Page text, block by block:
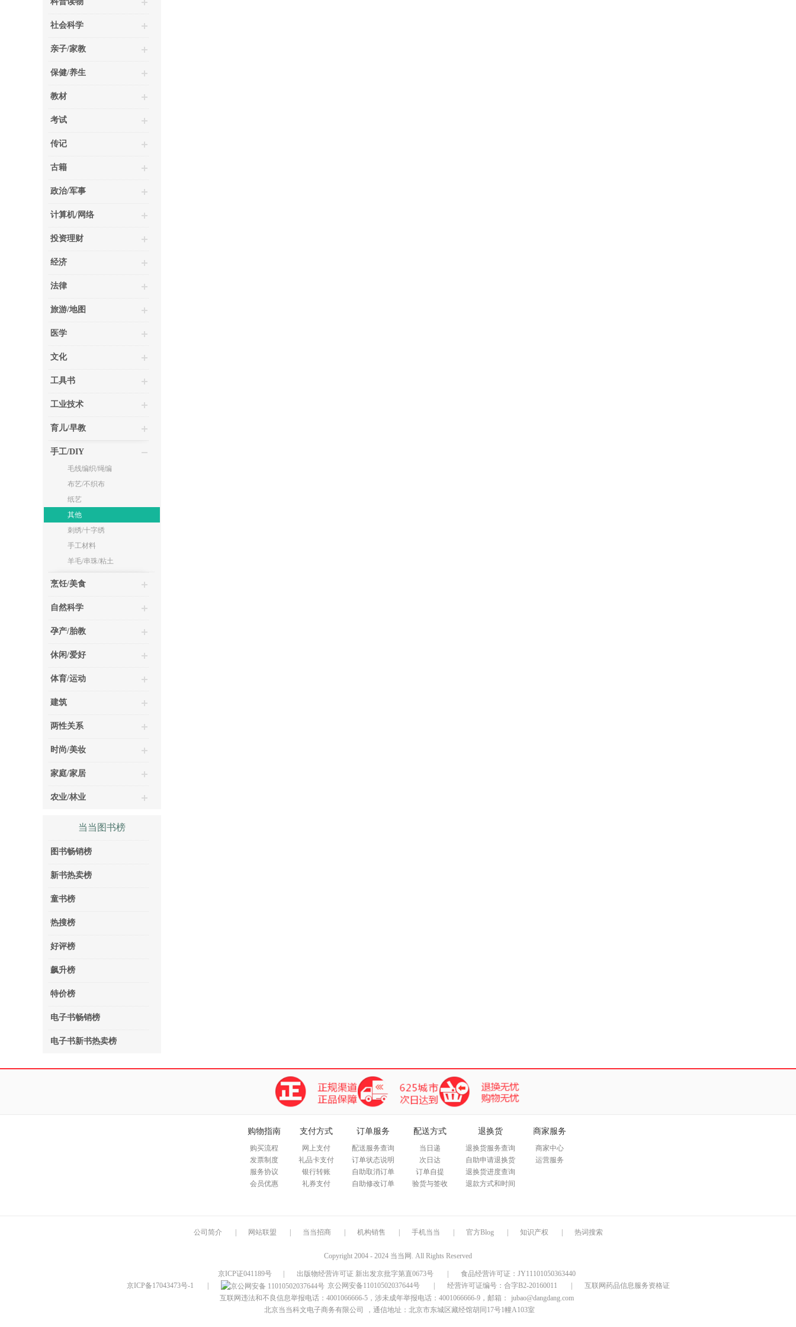
社会科学
亲子/家教
保健/养生
教材
考试
传记
古籍
政治/军事
计算机/网络
投资理财
经济
法律
旅游/地图
医学
文化
工具书
工业技术
育儿/早教
手工/DIY
毛线编织/绳编
布艺/不织布
纸艺
其他
刺绣/十字绣
手工材料
羊毛/串珠/粘土
烹饪/美食
自然科学
孕产/胎教
休闲/爱好
体育/运动
建筑
两性关系
时尚/美妆
家庭/家居
农业/林业
当当图书榜
图书畅销榜
新书热卖榜
童书榜
热搜榜
好评榜
飙升榜
特价榜
电子书畅销榜
电子书新书热卖榜
购物指南
购买流程
发票制度
服务协议
会员优惠
支付方式
网上支付
礼品卡支付
银行转账
礼券支付
订单服务
配送服务查询
订单状态说明
自助取消订单
自助修改订单
配送方式
当日递
次日达
订单自提
验货与签收
退换货
退换货服务查询
自助申请退换货
退换货进度查询
退款方式和时间
商家服务
商家中心
运营服务
公司简介 网站联盟 当当招商 机构销售 手机当当 官方Blog 知识产权 热词搜索
Copyright 2004 - 2024 当当网. All Rights Reserved
京ICP证041189号 出版物经营许可证 新出发京批字第直0673号
食品经营许可证：JY11101050363440
京ICP备17043473号-1
京公网安备11010502037644号 经营许可证编号：合字B2-20160011
互联网药品信息服务资格证
互联网违法和不良信息举报电话：4001066666-5，涉未成年举报电话：4001066666-9，邮箱：
jubao@dangdang.com
北京当当科文电子商务有限公司
，通信地址：北京市东城区藏经馆胡同17号1幢A103室